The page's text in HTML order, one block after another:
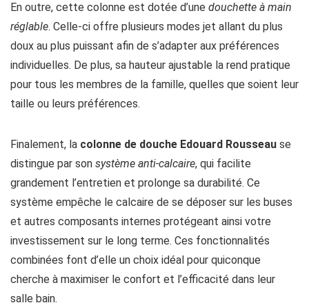
En outre, cette colonne est dotée d’une douchette à main
réglable. Celle-ci offre plusieurs modes jet allant du plus
doux au plus puissant afin de s’adapter aux préférences
individuelles. De plus, sa hauteur ajustable la rend pratique
pour tous les membres de la famille, quelles que soient leur
taille ou leurs préférences.
Finalement, la colonne de douche Edouard Rousseau se
distingue par son système anti-calcaire, qui facilite
grandement l’entretien et prolonge sa durabilité. Ce
système empêche le calcaire de se déposer sur les buses
et autres composants internes protégeant ainsi votre
investissement sur le long terme. Ces fonctionnalités
combinées font d’elle un choix idéal pour quiconque
cherche à maximiser le confort et l’efficacité dans leur
salle bain.